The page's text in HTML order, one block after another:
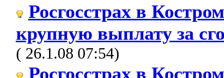
Росгосстрах в
крупную выплату за
( 26.1.08 07:54)
Росгосстрах в